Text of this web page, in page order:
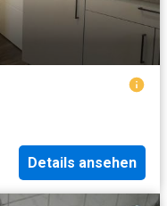
Details ansehen